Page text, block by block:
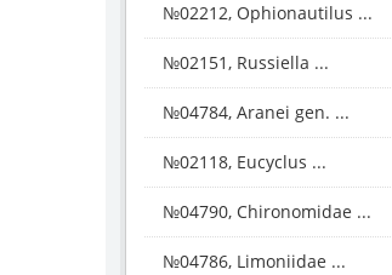
№02212, Ophionautilus ...
№02151, Russiella ...
№04784, Aranei gen. ...
№02118, Eucyclus ...
№04790, Chironomidae ...
№04786, Limoniidae ...